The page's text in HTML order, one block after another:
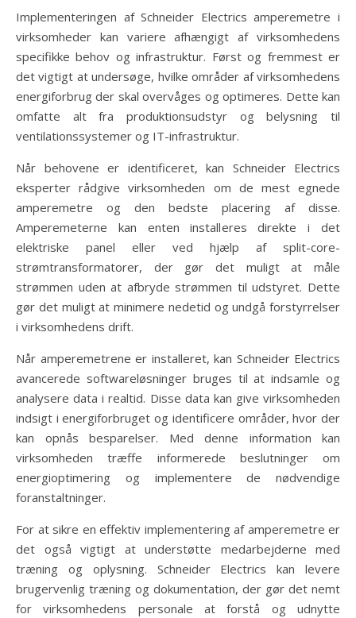
Implementeringen af Schneider Electrics amperemetre i
virksomheder kan variere afhængigt af virksomhedens
specifikke behov og infrastruktur. Først og fremmest er
det vigtigt at undersøge, hvilke områder af virksomhedens
energiforbrug der skal overvåges og optimeres. Dette kan
omfatte alt fra produktionsudstyr og belysning til
ventilationssystemer og IT-infrastruktur.
Når behovene er identificeret, kan Schneider Electrics
eksperter rådgive virksomheden om de mest egnede
amperemetre og den bedste placering af disse.
Amperemeterne kan enten installeres direkte i det
elektriske panel eller ved hjælp af split-core-
strømtransformatorer, der gør det muligt at måle
strømmen uden at afbryde strømmen til udstyret. Dette
gør det muligt at minimere nedetid og undgå forstyrrelser
i virksomhedens drift.
Når amperemetrene er installeret, kan Schneider Electrics
avancerede softwareløsninger bruges til at indsamle og
analysere data i realtid. Disse data kan give virksomheden
indsigt i energiforbruget og identificere områder, hvor der
kan opnås besparelser. Med denne information kan
virksomheden træffe informerede beslutninger om
energioptimering og implementere de nødvendige
foranstaltninger.
For at sikre en effektiv implementering af amperemetre er
det også vigtigt at understøtte medarbejderne med
træning og oplysning. Schneider Electrics kan levere
brugervenlig træning og dokumentation, der gør det nemt
for virksomhedens personale at forstå og udnytte